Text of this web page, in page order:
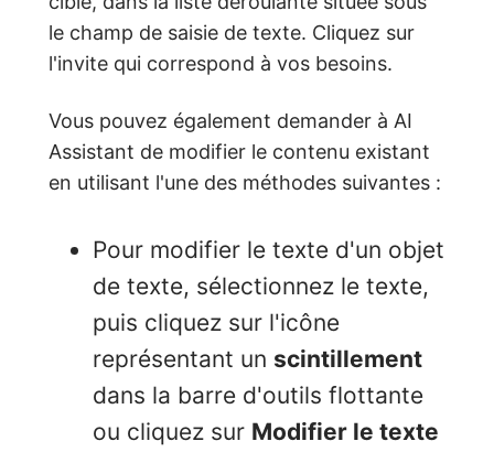
le champ de saisie de texte. Cliquez sur
l'invite qui correspond à vos besoins.
Vous pouvez également demander à AI
Assistant de modifier le contenu existant
en utilisant l'une des méthodes suivantes :
Pour modifier le texte d'un objet
de texte, sélectionnez le texte,
puis cliquez sur l'icône
représentant un scintillement
dans la barre d'outils flottante
ou cliquez sur Modifier le texte